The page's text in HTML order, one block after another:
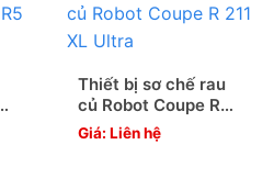
thái rau củ quả Berjaya BJY-
Thiết bị sơ chế rau
củ Robot Coupe R
211 XL Ultra
Giá: Liên hệ